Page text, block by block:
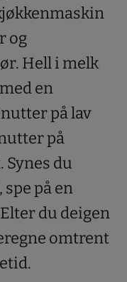
og
Hell i melk
en
på lav
på
du
på en
du deigen
omtrent